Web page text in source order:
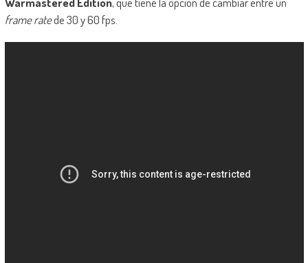
frame ratede 30 y 60 fps.